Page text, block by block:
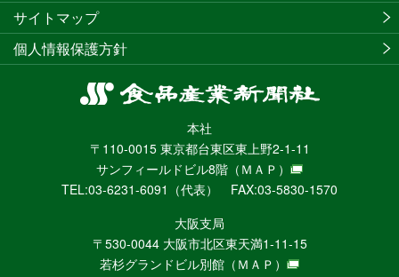
食
産
業
新
聞
社
ニ
ュ
本社
〒110-0015 東京都台東区東上野2-1-11
サンフィールドビル8階 （ＭＡＰ）
TEL:03-6231-6091（代表） FAX:03-5830-1570
大阪支局
〒530-0044 大阪市北区東天満1-11-15
若杉グランドビル別館 （ＭＡＰ）
サイトマップ
個人情報保護方針